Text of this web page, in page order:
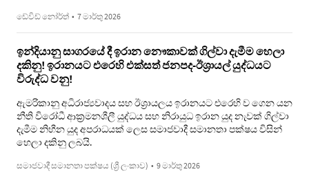
ඩේවිඩ් නෝර්ත් • 7 මාර්තු 2026
ඉන්දියානු සාගරයේ දී ඉරාන නෞකාවක් ගිල්වා දැමීම හෙලා
දකිනු! ඉරානයට එරෙහි එක්සත් ජනපද-ඊශ්‍රායල් යුද්ධයට
විරුද්ධ වනු!
ඇමරිකානු අධිරාජ්‍යවාදය සහ ඊශ්‍රායලය ඉරානයට එරෙහි ව ගෙන යන
නීති විරෝධී ආක්‍රමනශීලී යුද්ධය සහ නිරායුධ ඉරාන යුද නැවක් ගිල්වා
දැමීම නිහීන යුද අපරාධයක් ලෙස සමාජවාදී සමානතා පක්ෂය විසින්
හෙලා දකිනු ලබයි.
සමාජවාදී සමානතා පක්ෂය (ශ්‍රී ලංකාව) • 9 මාර්තු 2026